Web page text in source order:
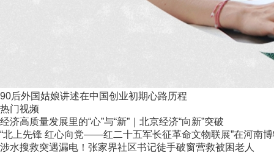
90后外国姑娘讲述在中国创业初期心路历程
热门视频
经济高质量发展里的“心”与“新”｜北京经济“向新”突破
“北上先锋 红心向党——红二十五军长征革命文物联展”在河南
涉水搜救突遇漏电！张家界社区书记徒手破窗营救被困老人